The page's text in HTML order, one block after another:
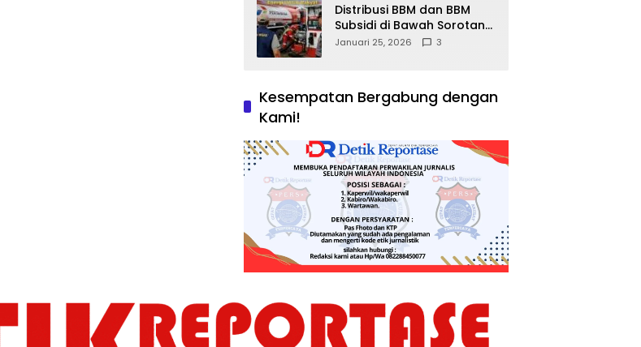
Distribusi BBM dan BBM
Subsidi di Bawah Sorotan
Publik: Antara Kepentingan
Januari 25, 2026 3
Kesempatan Bergabung dengan
Kami!